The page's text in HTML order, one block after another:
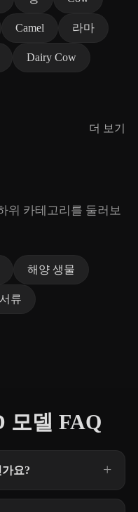
Camel 라마
Dairy Cow
더 보기
위 카테고리를 둘러보
해양 생물
류
모델 FAQ
요?